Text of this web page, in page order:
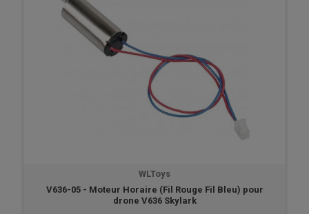
WLToys
V636-05 - Moteur Horaire (Fil Rouge Fil Bleu) pour
drone V636 Skylark